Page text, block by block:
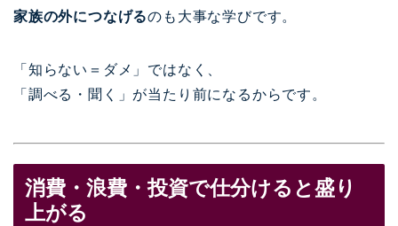
家族の外につなげるのも大事な学びです。
「知らない＝ダメ」ではなく、
「調べる・聞く」が当たり前になるからです。
消費・浪費・投資で仕分けると盛り
上がる